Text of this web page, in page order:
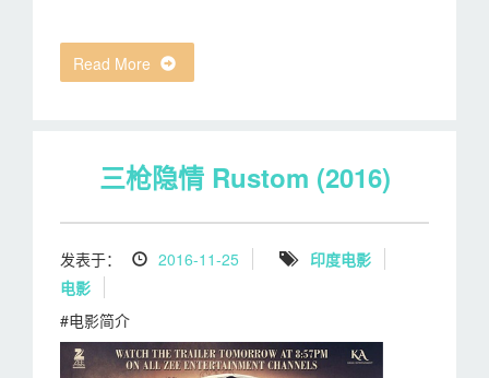
Read More
三枪隐情 Rustom (2016)
发表于： 2016-11-25
印度电影
电影
#电影简介